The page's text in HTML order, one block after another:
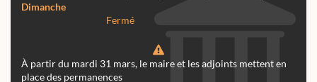
Dimanche
Fermé
À partir du mardi 31 mars, le maire et les adjoints mettent en
place des permanences